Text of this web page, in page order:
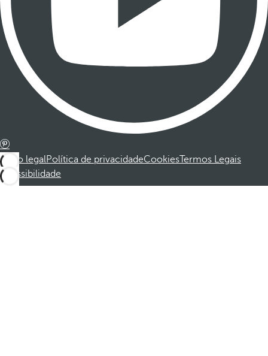
Aviso legalPolítica de privacidadeCookiesTermos Legais
Acessibilidade